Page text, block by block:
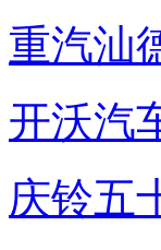
重汽汕
开沃汽
庆铃五